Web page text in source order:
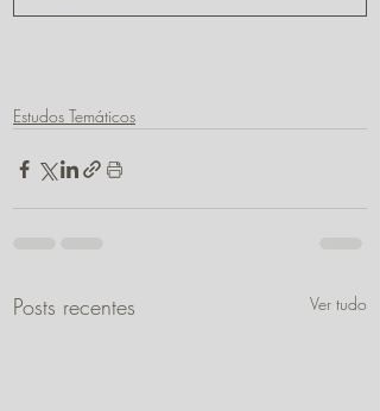
Estudos Temáticos
Posts recentes Ver tudo